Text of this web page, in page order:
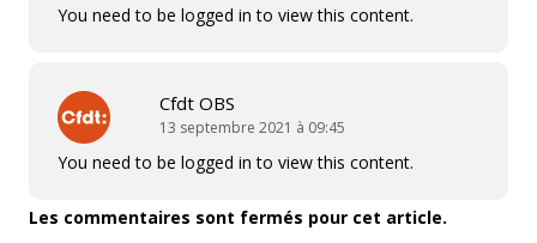
You need to be logged in to view this content.
Cfdt OBS
13 septembre 2021 à 09:45
You need to be logged in to view this content.
Les commentaires sont fermés pour cet article.